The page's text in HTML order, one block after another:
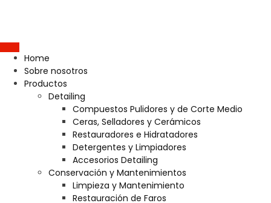
Home
Sobre nosotros
Productos
Detailing
Compuestos Pulidores y de Corte Medio
Ceras, Selladores y Cerámicos
Restauradores e Hidratadores
Detergentes y Limpiadores
Accesorios Detailing
Conservación y Mantenimientos
Limpieza y Mantenimiento
Restauración de Faros